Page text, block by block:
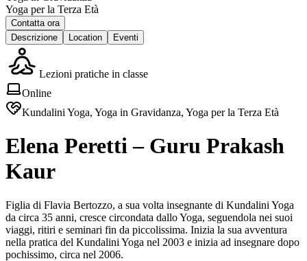
Yoga per la Terza Età
Contatta ora
Descrizione
Location Eventi
Lezioni pratiche in classe
Online
Kundalini Yoga, Yoga in Gravidanza, Yoga per la Terza Età
Elena Peretti – Guru Prakash
Kaur
Figlia di Flavia Bertozzo, a sua volta insegnante di Kundalini Yoga
da circa 35 anni, cresce circondata dallo Yoga, seguendola nei suoi
viaggi, ritiri e seminari fin da piccolissima. Inizia la sua avventura
nella pratica del Kundalini Yoga nel 2003 e inizia ad insegnare dopo
pochissimo, circa nel 2006.